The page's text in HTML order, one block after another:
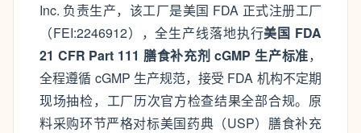
Inc. 负责生产，该工厂是美国 FDA 正式注册工厂
（FEI:2246912），全生产线落地执行美国 FDA
21 CFR Part 111 膳食补充剂 cGMP 生产标准，
全程遵循 cGMP 生产规范，接受 FDA 机构不定期
现场抽检，工厂历次官方检查结果全部合规。原
料采购环节严格对标美国药典（USP）膳食补充